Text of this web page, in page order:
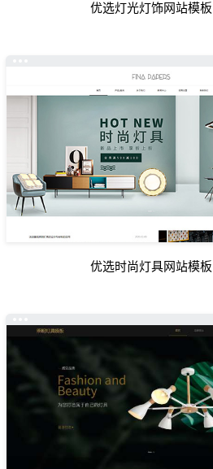
优选灯光灯饰网站模板
优选时尚灯具网站模板